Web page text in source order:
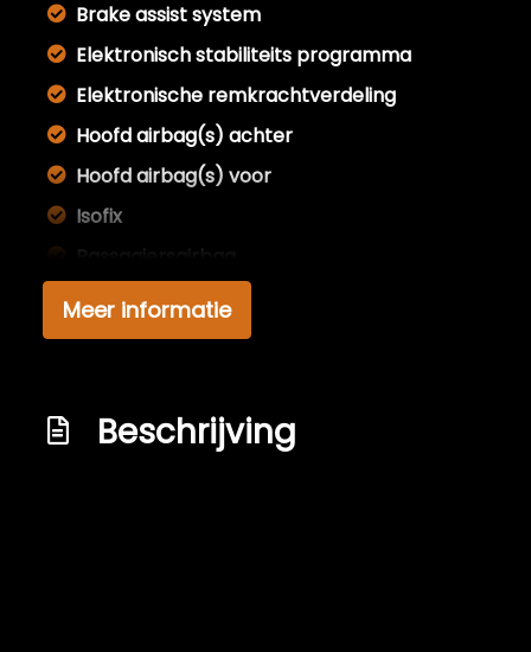
Brake assist system
Elektronisch stabiliteits programma
Elektronische remkrachtverdeling
Hoofd airbag(s) achter
Hoofd airbag(s) voor
Isofix
Passagiersairbag
Zij airbag(s) voor
Interieur
Airco
Meer informatie
Beschrijving